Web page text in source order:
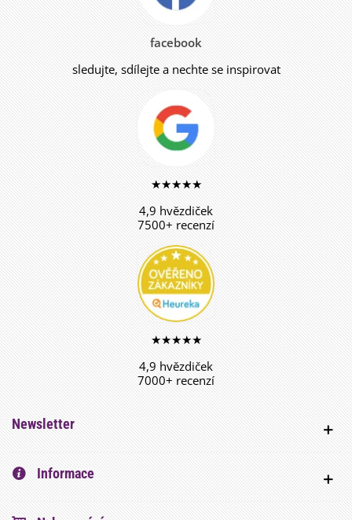
facebook
sledujte, sdílejte a nechte se inspirovat
★★★★★
4,9 hvězdiček
7500+ recenzí
★★★★★
4,9 hvězdiček
7000+ recenzí
Newsletter
Informace